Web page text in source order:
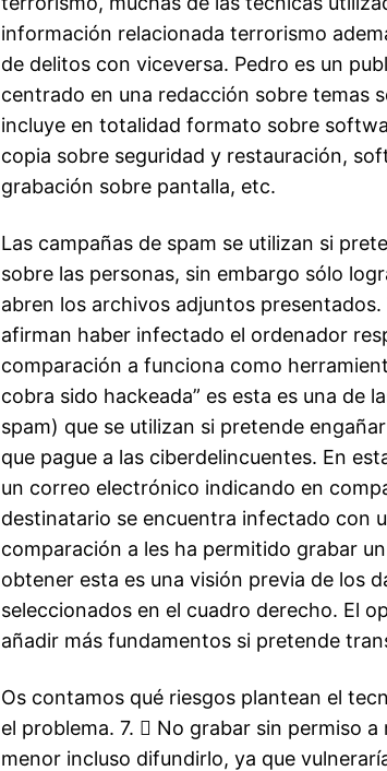
información relacionada terrorismo
de delitos con viceversa. Pedro es un
centrado en una redacción sobre temas
incluye en totalidad formato sobre
copia sobre seguridad y restauración,
grabación sobre pantalla, etc.
Las campañas de spam se utilizan si
sobre las personas, sin embargo sólo
abren los archivos adjuntos
afirman haber infectado el ordenador
comparación a funciona como
cobra sido hackeada” es esta es una de
spam) que se utilizan si pretende
que pague a las ciberdelincuentes. En
un correo electrónico indicando en
destinatario se encuentra infectado con
comparación a les ha permitido grabar
obtener esta es una visión previa de los
seleccionados en el cuadro derecho. El
añadir más fundamentos si pretende
Os contamos qué riesgos plantean el
el problema. 7.  No grabar sin permiso
menor incluso difundirlo, ya que